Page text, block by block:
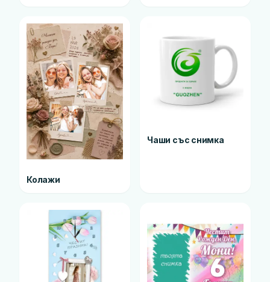
Колажи
Чаши със снимка